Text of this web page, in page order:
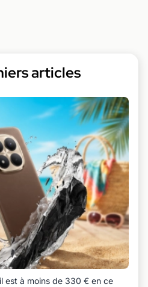
articles
est à moins de 330 € en ce